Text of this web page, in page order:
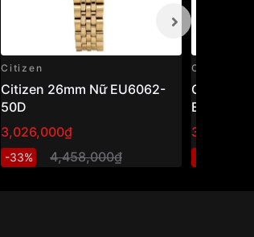
Citizen
Citizen 26mm Nữ EU6062-
50D
3,026,000₫
-33% 4,458,000₫
Citizen
Citizen
EM0380-
hồ nữ
mặt xà